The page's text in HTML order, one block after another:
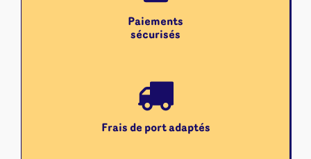
Paiements
sécurisés
Frais de port adaptés